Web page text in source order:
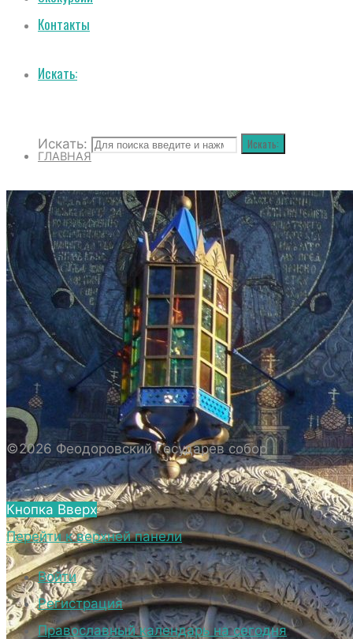
Контакты
Искать:
Искать: Искать:
ГЛАВНАЯ
О СОБОРЕ
ИСТОРИЯ СОБОРА
ИСТОРИЯ ФЕОДОРОВСКОГО ГОСУДАРЕВА
СОБОРА
ПОЛОЖЕНИЕ И ВНУТРЕННИЙ
РАСПОРЯДОК СОБОРА
БИОГРАФИЧЕСКИЕ ДАННЫЕ
СВЯЩЕННОСЛУЖИТЕЛЕЙ СОБОРА.
ВНЕШНИЙ ВИД
ВНЕШНИЙ ВИД СОБОРА
ВЕРХНИЙ ХРАМ ФЕОДОРОВСКОГО
ГОСУДАРЕВА СОБОРА
НИЖНИЙ ХРАМ ФЕОДОРОВСКОГО
ГОСУДАРЕВА СОБОРА
ТЕРРИТОРИЯ СОБОРА
©2026 Феодоровский Государев собор
Кнопка Вверх
Перейти к верхней панели
Войти
Регистрация
Православный календарь на сегодня